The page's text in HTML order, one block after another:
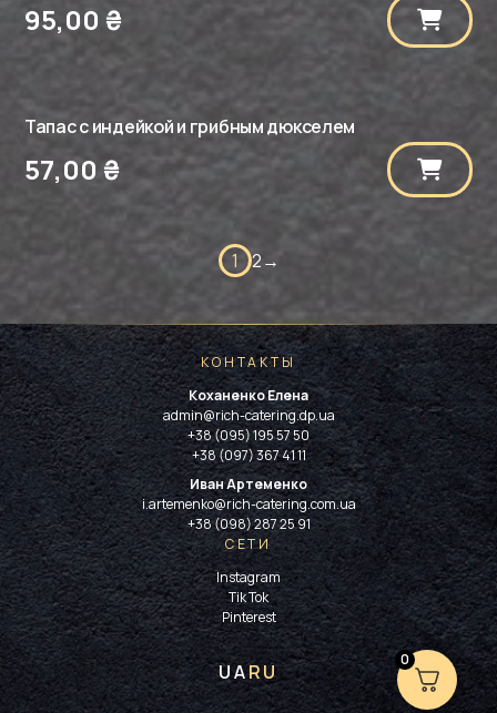
95,00 ₴
Тапас с индейкой и грибным дюкселем
57,00₴
1 2→
КОНТАКТЫ
Коханенко Елена
admin@rich-catering.dp.ua
+38 (095) 195 57 50
+38 (097) 367 41 11
Иван Артеменко
i.artemenko@rich-catering.com.ua
+38 (098) 287 25 91
СЕТИ
Instagram
Tik Tok
Pinterest
UARU
0